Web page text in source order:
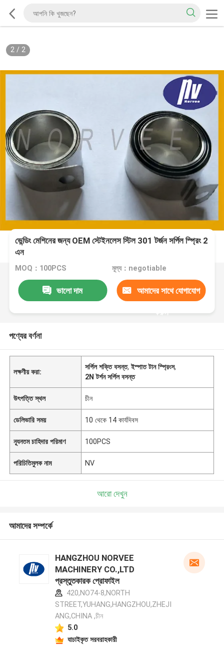
2/ 2
ভেন্ডিং মেশিনের জন্য OEM স্টেইনলেস স্টিল 301 টর্জন সর্পিল স্প্রিং 2
এন
MOQ：100PCS মূল্য：negotiable
ভালো দাম আমাদের সাথে যোগাযোগ
করুন
পণ্যের বর্ণনা
লক্ষণীয় করা:
সর্পিল শক্তি বসন্ত,ইস্পাত টান স্প্রিংস,
2N টর্শন সর্পিল বসন্ত
উৎপত্তি স্থল চীন
ডেলিভারি সময় 10 থেকে 14 কার্যদিবস
ন্যূনতম চাহিদার পরিমাণ 100PCS
পরিচিতিমুলক নাম NV
আরো দেখুন
আমাদের সম্পর্কে
HANGZHOU NORVEE
MACHINERY CO.,LTD
প্রস্তুতকারক প্রোফাইল
420,NO74-8,NORTH
STREET,YUHANG,HANGZHOU,ZHEJI
ANG,CHINA ,চীন
5.0
যাচাইকৃত সরবরাহকারী